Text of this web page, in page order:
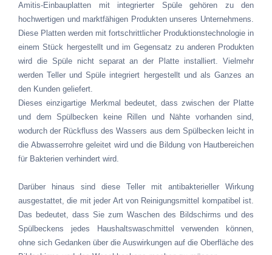
Amitis-Einbauplatten mit integrierter Spüle gehören zu den
hochwertigen und marktfähigen Produkten unseres Unternehmens.
Diese Platten werden mit fortschrittlicher Produktionstechnologie in
einem Stück hergestellt und im Gegensatz zu anderen Produkten
wird die Spüle nicht separat an der Platte installiert. Vielmehr
werden Teller und Spüle integriert hergestellt und als Ganzes an
den Kunden geliefert.
Dieses einzigartige Merkmal bedeutet, dass zwischen der Platte
und dem Spülbecken keine Rillen und Nähte vorhanden sind,
wodurch der Rückfluss des Wassers aus dem Spülbecken leicht in
die Abwasserrohre geleitet wird und die Bildung von Hautbereichen
für Bakterien verhindert wird.
Darüber hinaus sind diese Teller mit antibakterieller Wirkung
ausgestattet, die mit jeder Art von Reinigungsmittel kompatibel ist.
Das bedeutet, dass Sie zum Waschen des Bildschirms und des
Spülbeckens jedes Haushaltswaschmittel verwenden können,
ohne sich Gedanken über die Auswirkungen auf die Oberfläche des